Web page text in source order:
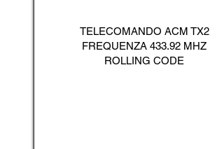
TELECOMANDO ACM TX2
FREQUENZA 433.92 MHZ
ROLLING CODE